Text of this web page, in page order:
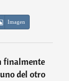
Imagen
finalmente
del otro